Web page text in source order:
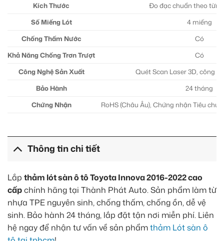
Kích Thước
Đo đạc chuẩn theo
Số Miếng Lót
4 miếng
Chống Thấm Nước
Có
Khả Năng Chống Trơn Trượt
Có
Công Nghệ Sản Xuất
Quét Scan Laser 3D, công
Bảo Hành
24 tháng
Chứng Nhận
RoHS (Châu Âu), Chứng nhận Tiêu
Thông tin chi tiết
Lắp thảm lót sàn ô tô Toyota Innova 2016-2022 cao
cấpchính hãng tại Thành Phát Auto. Sản phẩm làm từ
nhựa TPE nguyên sinh, chống thấm, chống ồn, dễ vệ
sinh. Bảo hành 24 tháng, lắp đặt tận nơi miễn phí. Liên
hệ ngay để nhận tư vấn về sản phẩmthảm Lót sàn ô